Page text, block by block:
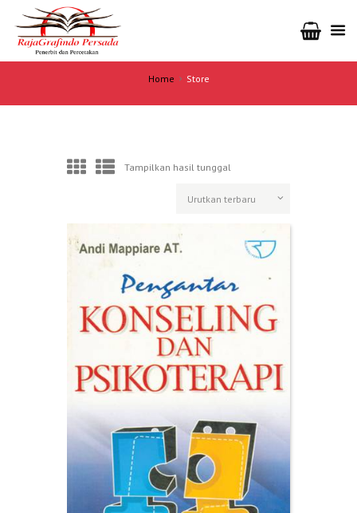
Home Store
Tampilkan hasil tunggal